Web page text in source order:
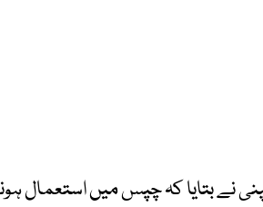
نے بتایا کہ چپس میں